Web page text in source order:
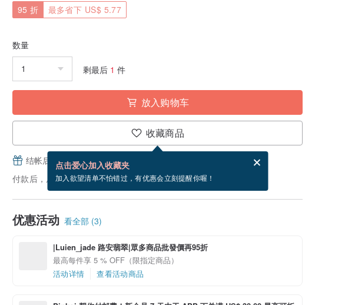
95 折 最多省下 US$ 5.77
数量
剩最后 1 件
放入购物车
收藏商品
点击爱心加入收藏夹
加入欲望清单不怕错过，有优惠会立刻提醒你喔！
结帐后填写并分享，免费帮你寄送电子贺卡。
电子贺卡是什么？
付款后，从备货到寄出商品为 2 个工作天。（不包含假日）
优惠活动 看全部 (3)
|Luien_jade 路安翡翠|眾多商品批發價再95折
最高每件享 5 % OFF（限指定商品）
活动详情
查看活动商品